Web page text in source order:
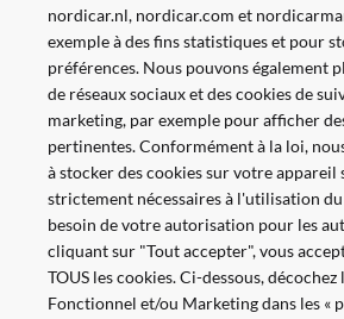
nordicar.nl, nordicar.com et
exemple à des fins statistiques et pour
préférences. Nous pouvons également
de réseaux sociaux et des cookies de
marketing, par exemple pour afficher
pertinentes. Conformément à la loi,
à stocker des cookies sur votre appareil
strictement nécessaires à l'utilisation
besoin de votre autorisation pour les
cliquant sur "Tout accepter", vous
TOUS les cookies. Ci-dessous, décochez
Fonctionnel et/ou Marketing dans les «